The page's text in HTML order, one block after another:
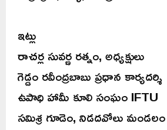
ఇట్లు
రాచర్ల సువర్ణ రత్నం, అధ్యక్షులు
గెడ్డం రవీంద్రబాబు ప్రధాన కార్యదర్శి
ఉపాధి హామీ కూలి సంఘం IFTU
సమిశ్ర గూడెం, నిడదవోలు మండలం